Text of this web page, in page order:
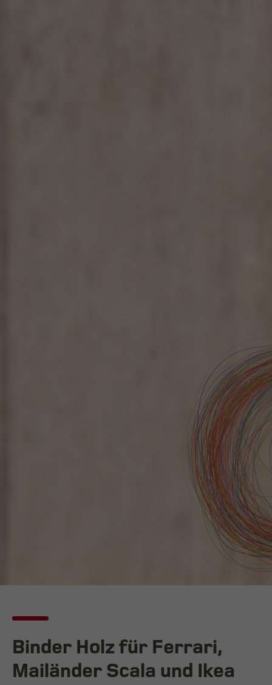
Binder Holz für Ferrari,
Mailänder Scala und Ikea